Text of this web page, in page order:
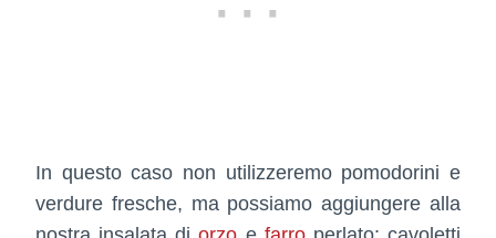
In questo caso non utilizzeremo pomodorini e
verdure fresche, ma possiamo aggiungere alla